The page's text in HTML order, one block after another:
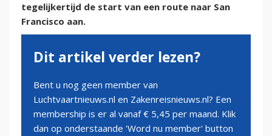
tegelijkertijd de start van een route naar San
Francisco aan.
Dit artikel verder lezen?
Bent u nog geen member van
Luchtvaartnieuws.nl en Zakenreisnieuws.nl? Een
membership is er al vanaf € 5,45 per maand. Klik
dan op onderstaande 'Word nu member' button